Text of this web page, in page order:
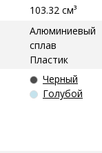
103.32 см³
Алюминиевый
сплав
Пластик
Черный
Голубой